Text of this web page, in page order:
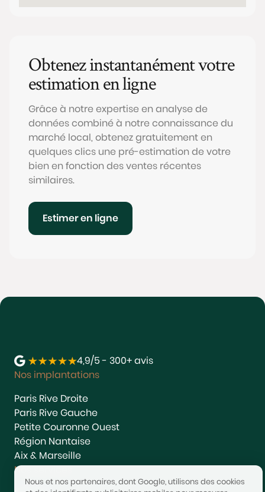
Obtenez instantanément votre
estimation en ligne
Grâce à notre expertise en analyse de
données combiné à notre connaissance du
marché local, obtenez gratuitement en
quelques clics une pré-estimation de votre
bien en fonction des ventes récentes
similaires.
Estimer en ligne
4,9/5 - 300+ avis
Nos implantations
Paris Rive Droite
Paris Rive Gauche
Petite Couronne Ouest
Région Nantaise
Aix & Marseille
Nos services
Nous et nos partenaires, dont Google, utilisons des cookies